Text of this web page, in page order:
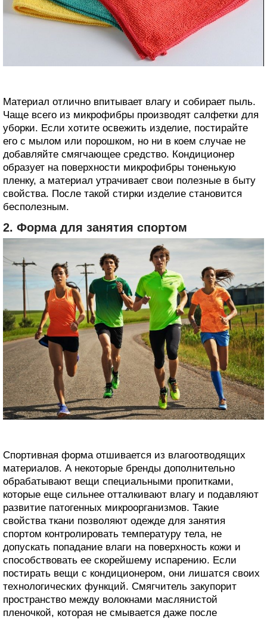
Материал отлично впитывает влагу и собирает пыль.
Чаще всего из микрофибры производят салфетки для
уборки. Если хотите освежить изделие, постирайте
его с мылом или порошком, но ни в коем случае не
добавляйте смягчающее средство. Кондиционер
образует на поверхности микрофибры тоненькую
пленку, а материал утрачивает свои полезные в быту
свойства. После такой стирки изделие становится
бесполезным.
2. Форма для занятия спортом
Спортивная форма отшивается из влагоотводящих
материалов. А некоторые бренды дополнительно
обрабатывают вещи специальными пропитками,
которые еще сильнее отталкивают влагу и подавляют
развитие патогенных микроорганизмов. Такие
свойства ткани позволяют одежде для занятия
спортом контролировать температуру тела, не
допускать попадание влаги на поверхность кожи и
способствовать ее скорейшему испарению. Если
постирать вещи с кондиционером, они лишатся своих
технологических функций. Смягчитель закупорит
пространство между волокнами маслянистой
пленочкой, которая не смывается даже после